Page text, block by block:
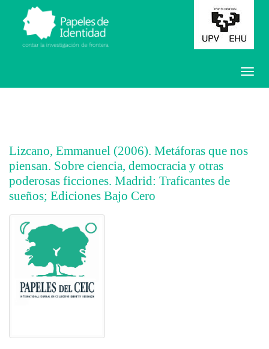
Lizcano, Emmanuel (2006). Metáforas que nos
piensan. Sobre ciencia, democracia y otras
poderosas ficciones. Madrid: Traficantes de
sueños; Ediciones Bajo Cero
##plugins.themes.bootstrap3.article.main##